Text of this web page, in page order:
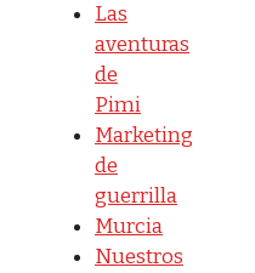
Las
aventuras
de
Pimi
Marketing
de
guerrilla
Murcia
Nuestros